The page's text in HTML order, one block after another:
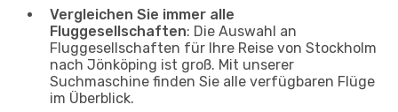
Vergleichen Sie immer alle
Fluggesellschaften: Die Auswahl an
Fluggesellschaften für Ihre Reise von Stockholm
nach Jönköping ist groß. Mit unserer
Suchmaschine finden Sie alle verfügbaren Flüge
im Überblick.